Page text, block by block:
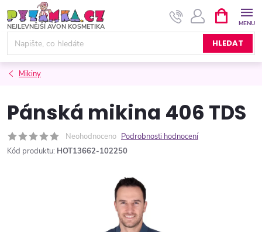
na
obsah
HLEDAT
NÁKUPNÍ
KOŠÍK
Mikiny
Pánská mikina 406 TDS
Neohodnoceno Podrobnosti hodnocení
Kód produktu: HOT13662-102250